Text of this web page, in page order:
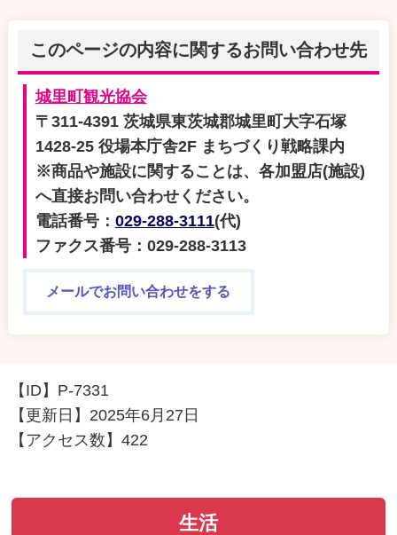
このページの内容に関するお問い合わせ先
城里町観光協会
〒311-4391 茨城県東茨城郡城里町大字石塚
1428-25 役場本庁舎2F まちづくり戦略課内
※商品や施設に関することは、各加盟店(施設)
へ直接お問い合わせください。
電話番号： 029-288-3111(代)
ファクス番号：029-288-3113
メールでお問い合わせをする
【ID】 P-7331
【更新日】 2025年6月27日
【アクセス数】422
生活